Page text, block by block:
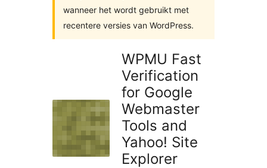
wanneer het wordt gebruikt met
recentere versies van WordPress.
WPMU Fast
Verification
for Google
Webmaster
Tools and
Yahoo! Site
Explorer